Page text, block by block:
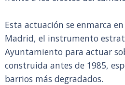
Esta actuación se enmarca
Madrid, el instrumento
Ayuntamiento para actuar
construida antes de 1985,
barrios más degradados.